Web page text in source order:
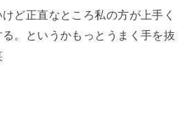
ど正直なところ私の方が上手く
。というかもっとうまく手を抜